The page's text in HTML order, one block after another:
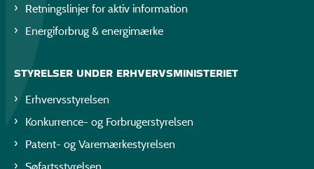
Retningslinjer for aktiv information
Energiforbrug & energimærke
STYRELSER UNDER ERHVERVSMINISTERIET
Erhvervsstyrelsen
Konkurrence- og Forbrugerstyrelsen
Patent- og Varemærkestyrelsen